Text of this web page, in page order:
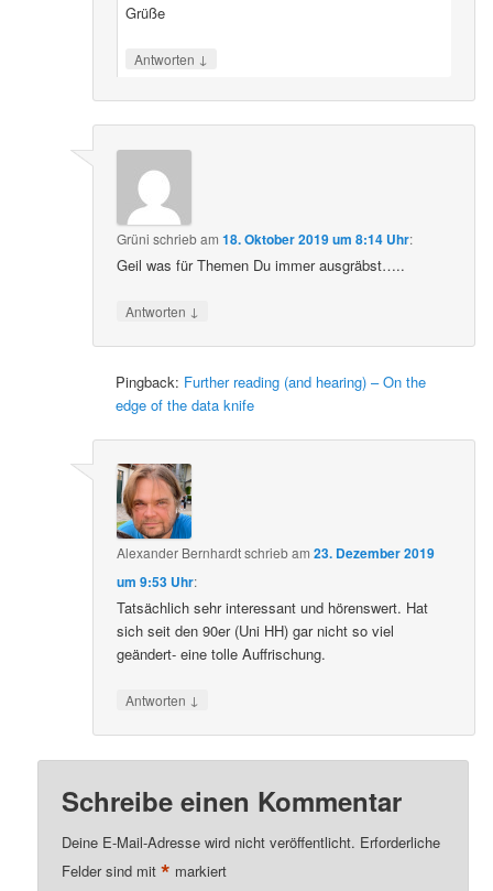
Grüße
Antworten ↓
Grüni schriebam18. Oktober 2019 um 8:14 Uhr:
Geil was für Themen Du immer ausgräbst…..
Antworten ↓
Pingback: Further reading (and hearing) – On the
edge of the data knife
Alexander Bernhardtschriebam23. Dezember 2019
um 9:53 Uhr:
Tatsächlich sehr interessant und hörenswert. Hat
sich seit den 90er (Uni HH) gar nicht so viel
geändert- eine tolle Auffrischung.
Antworten ↓
Schreibe einen Kommentar
Deine E-Mail-Adresse wird nicht veröffentlicht. Erforderliche
Felder sind mit* markiert